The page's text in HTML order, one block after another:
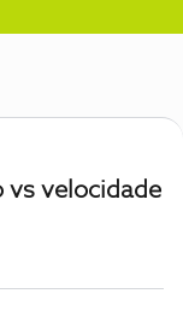
vs velocidade